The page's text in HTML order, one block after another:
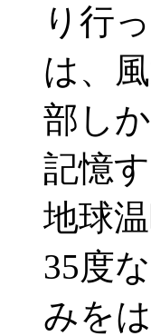
り行
は、
部し
記憶
地球
35度
みを